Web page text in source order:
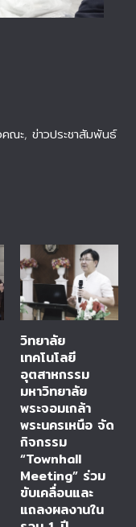
คณะ, ข่าวประชาสัมพันธ์
วิทยาลัย
เทคโนโลยี
อุตสาหกรรม
มหาวิทยาลัย
พระจอมเกล้า
พระนครเหนือ จัด
กิจกรรม
“Townhall
Meeting” ร่วม
ขับเคลื่อนและ
แถลงผลงานใน